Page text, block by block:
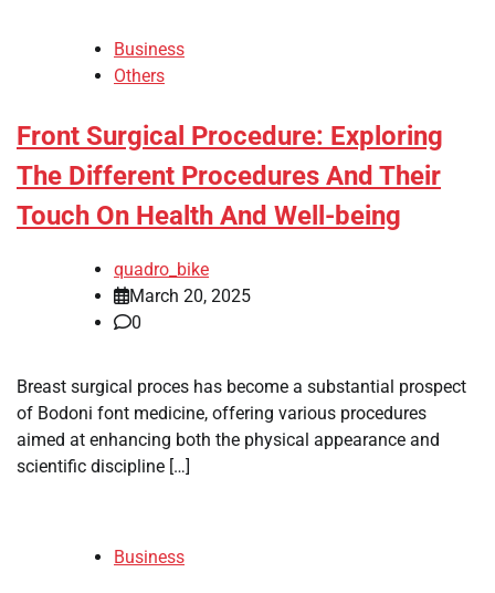
Business
Others
Front Surgical Procedure: Exploring
The Different Procedures And Their
Touch On Health And Well-being
quadro_bike
March 20, 2025
0
Breast surgical proces has become a substantial prospect
of Bodoni font medicine, offering various procedures
aimed at enhancing both the physical appearance and
scientific discipline […]
Business